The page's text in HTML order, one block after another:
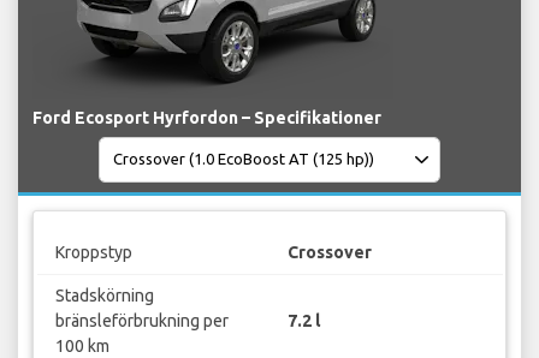
Ford Ecosport Hyrfordon – Specifikationer
Kroppstyp Crossover
Stadskörning
bränsleförbrukning per
100 km
7.2 l